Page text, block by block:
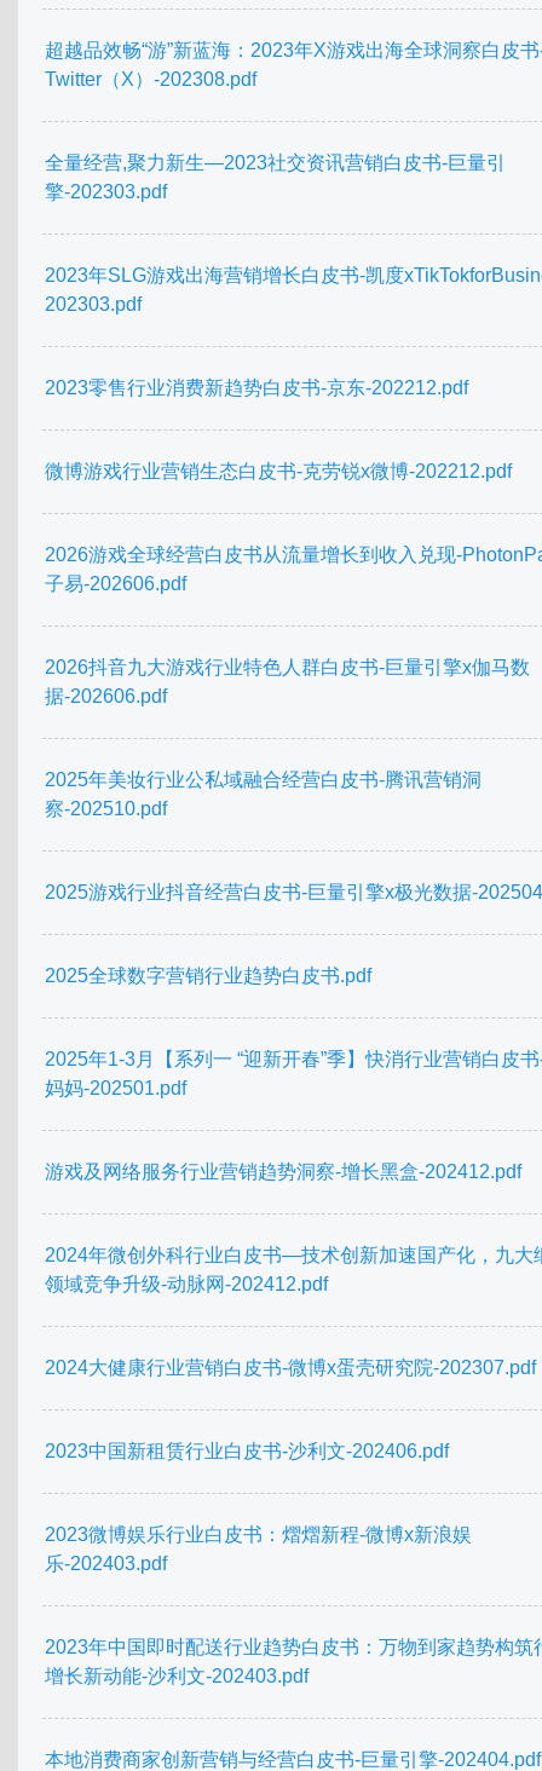
超越品效畅“游”新蓝海：2023年X游戏出海全球洞察白皮
Twitter（X）-202308.pdf
全量经营,聚力新生—2023社交资讯营销白皮书-巨量引
擎-202303.pdf
2023年SLG游戏出海营销增长白皮书-凯度
202303.pdf
2023零售行业消费新趋势白皮书-京东-202212.pdf
微博游戏行业营销生态白皮书-克劳锐x微博-202212.pdf
2026游戏全球经营白皮书从流量增长到收入兑现-
子易-202606.pdf
2026抖音九大游戏行业特色人群白皮书-巨量引擎x伽马数
据-202606.pdf
2025年美妆行业公私域融合经营白皮书-腾讯营销洞
察-202510.pdf
2025游戏行业抖音经营白皮书-巨量引擎x极光数据-
2025全球数字营销行业趋势白皮书.pdf
2025年1-3月【系列一 “迎新开春”季】快消行业营销白皮
妈妈-202501.pdf
游戏及网络服务行业营销趋势洞察-增长黑盒-202412.pdf
2024年微创外科行业白皮书—技术创新加速国产化，九大
领域竞争升级-动脉网-202412.pdf
2024大健康行业营销白皮书-微博x蛋壳研究院-202307.pdf
2023中国新租赁行业白皮书-沙利文-202406.pdf
2023微博娱乐行业白皮书：熠熠新程-微博x新浪娱
乐-202403.pdf
2023年中国即时配送行业趋势白皮书：万物到家趋势构筑
增长新动能-沙利文-202403.pdf
本地消费商家创新营销与经营白皮书-巨量引擎-202404.pdf